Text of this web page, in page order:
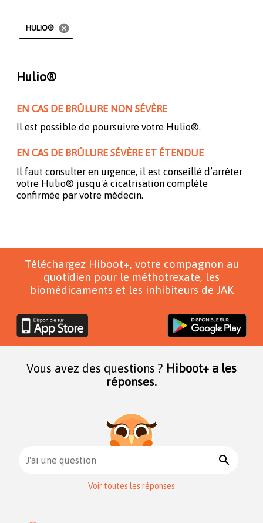
HULIO® cancel
Hulio®
EN CAS DE BRÛLURE NON SÉVÈRE
Il est possible de poursuivre votre Hulio®.
EN CAS DE BRÛLURE SÉVÈRE ET ÉTENDUE
Il faut consulter en urgence, il est conseillé d’arrêter
votre Hulio® jusqu'à cicatrisation complète
confirmée par votre médecin.
Téléchargez Hiboot+, votre compagnon au
quotidien pour le méthotrexate, les
biomédicaments et les inhibiteurs de JAK
Vous avez des questions ? Hiboot+ a les
réponses.
J'ai une question search
Voir toutes les réponses